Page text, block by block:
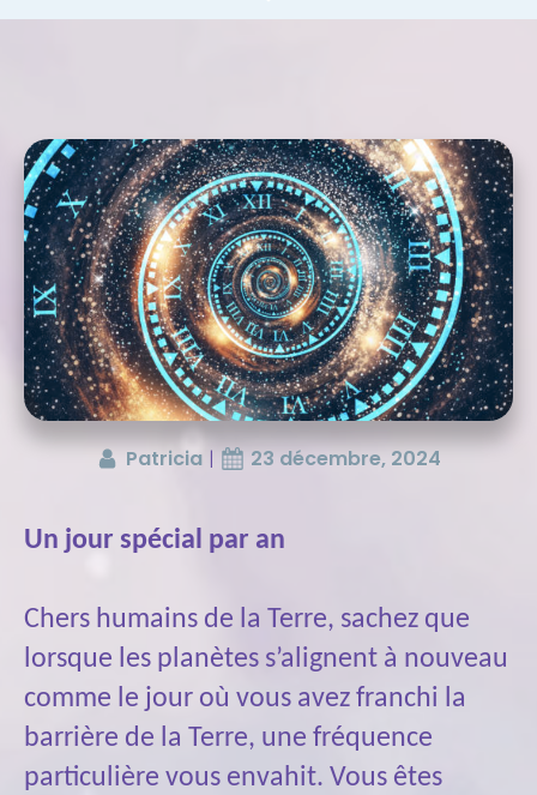
Patricia | 23 décembre, 2024
Un jour spécial par an
Chers humains de la Terre, sachez que
lorsque les planètes s’alignent à nouveau
comme le jour où vous avez franchi la
barrière de la Terre, une fréquence
particulière vous envahit. Vous êtes